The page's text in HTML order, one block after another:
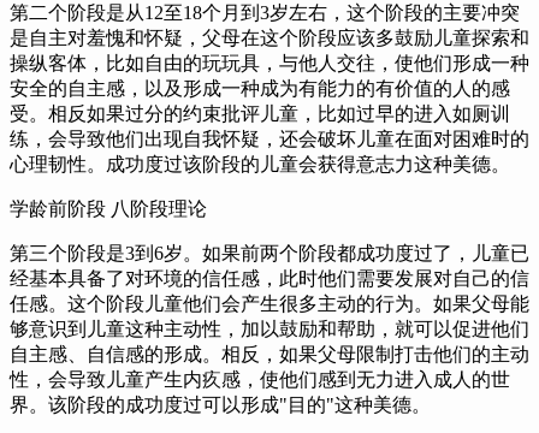
第二个阶段是从12至18个月到3岁左右， 这个阶段的主要冲突
是自主对羞愧和怀疑， 父母在这个阶段应该多鼓励儿童探索和
操纵客体， 比如自由的玩玩具， 与他人交往， 使他们形成一种
安全的自主感， 以及形成一种成为有能力的有价值的人的感
受。 相反如果过分的约束批评儿童， 比如过早的进入如厕训
练， 会导致他们出现自我怀疑， 还会破坏儿童在面对困难时的
心理韧性。
成功度过该阶段的儿童会获得意志力这种美德。
学龄前阶段 八阶段理论
第三个阶段是3到6岁。 如果前两个阶段都成功度过了，
儿童已
经基本具备了对环境的信任感， 此时他们需要发展对自己的信
任感。 这个阶段儿童他们会产生很多主动的行为。 如果父母能
够意识到儿童这种主动性， 加以鼓励和帮助， 就可以促进他们
自主感、自信感的形成。 相反， 如果父母限制打击他们的主动
性， 会导致儿童产生内疚感， 使他们感到无力进入成人的世
界。 该阶段的成功度过可以形成"目的"这种美德。